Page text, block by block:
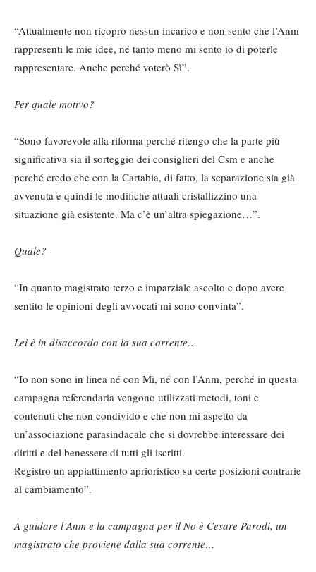
“Attualmente non ricopro nessun incarico e non sento che l’Anm
rappresenti le mie idee, né tanto meno mi sento io di poterle
rappresentare. Anche perché voterò Sì”.
Per quale motivo?
“Sono favorevole alla riforma perché ritengo che la parte più
significativa sia il sorteggio dei consiglieri del Csm e anche
perché credo che con la Cartabia, di fatto, la separazione sia già
avvenuta e quindi le modifiche attuali cristallizzino una
situazione già esistente. Ma c’è un’altra spiegazione…”.
Quale?
“In quanto magistrato terzo e imparziale ascolto e dopo avere
sentito le opinioni degli avvocati mi sono convinta”.
Lei è in disaccordo con la sua corrente…
“Io non sono in linea né con Mi, né con l’Anm, perché in questa
campagna referendaria vengono utilizzati metodi, toni e
contenuti che non condivido e che non mi aspetto da
un’associazione parasindacale che si dovrebbe interessare dei
diritti e del benessere di tutti gli iscritti.
Registro un appiattimento aprioristico su certe posizioni contrarie
al cambiamento”.
A guidare l’Anm e la campagna per il No è Cesare Parodi, un
magistrato che proviene dalla sua corrente…